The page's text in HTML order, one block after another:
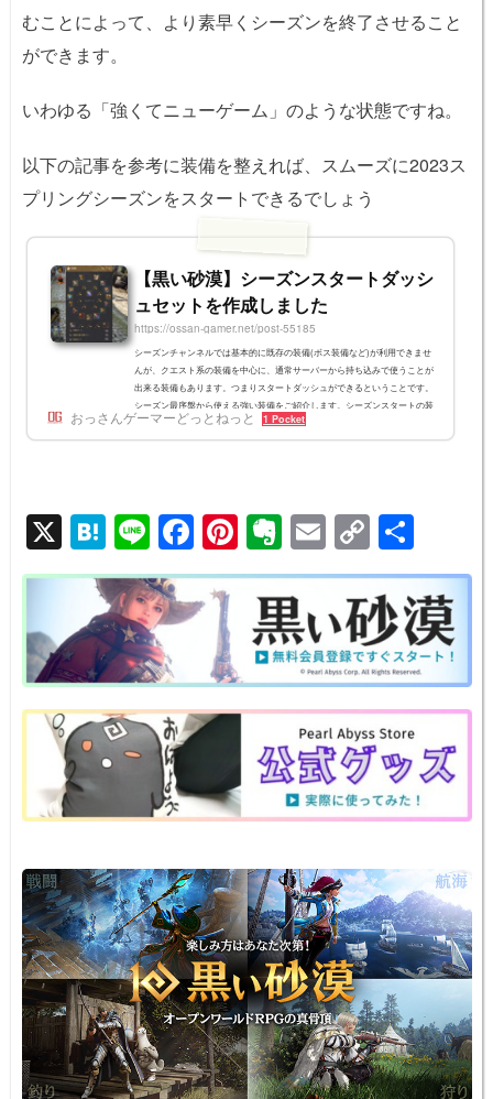
むことによって、より素早くシーズンを終了させること
ができます。
いわゆる「強くてニューゲーム」のような状態ですね。
以下の記事を参考に装備を整えれば、スムーズに2023ス
プリングシーズンをスタートできるでしょう
【黒い砂漠】シーズンスタートダッシ
ュセットを作成しました
https://ossan-gamer.net/post-55185
シーズンチャンネルでは基本的に既存の装備(ボス装備など)が利用できませ
んが、クエスト系の装備を中心に、通常サーバーから持ち込みで使うことが
出来る装備もあります。つまりスタートダッシュができるということです。
シーズン最序盤から使える強い装備をご紹介します。シーズンスタートの装
備例アイテム入手方法荒削りの峡谷のヘルムメディアメイン依頼吹き荒ぶ魔
力のアーマーメディアメイン依頼名誉闘士のグローブバレンシアメイン依頼
おっさんゲーマーどっとねっと 1 Pocket
X H
at
e
n
a
Li
n
e
F
a
c
b
o
o
k
Pi
nt
er
e
st
E
v
er
n
ot
e
E
m
ail
C
o
p
y
Li
n
k
有